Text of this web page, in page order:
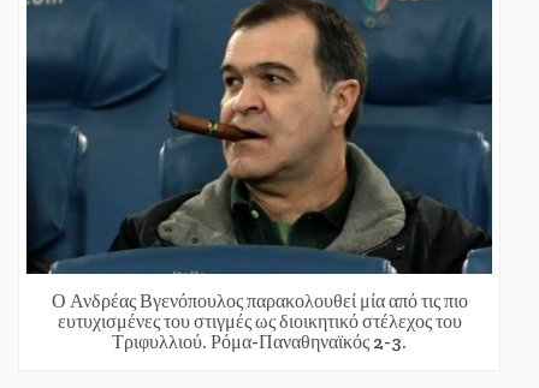
Ο Ανδρέας Βγενόπουλος παρακολουθεί μία από τις πιο
ευτυχισμένες του στιγμές ως διοικητικό στέλεχος του
Τριφυλλιού. Ρόμα-Παναθηναϊκός 2-3.